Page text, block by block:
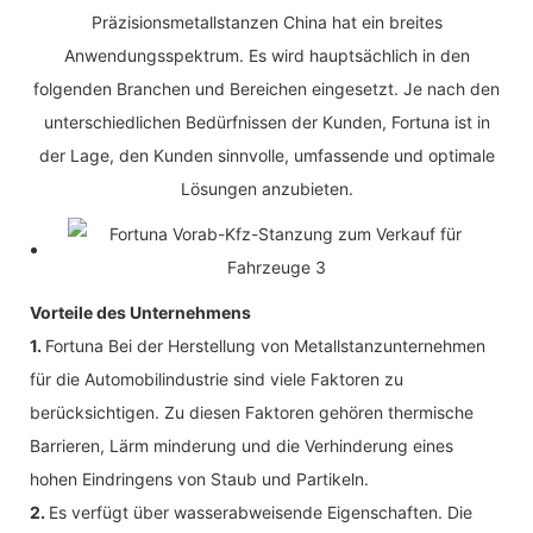
Präzisionsmetallstanzen China hat ein breites
Anwendungsspektrum. Es wird hauptsächlich in den
folgenden Branchen und Bereichen eingesetzt. Je nach den
unterschiedlichen Bedürfnissen der Kunden, Fortuna ist in
der Lage, den Kunden sinnvolle, umfassende und optimale
Lösungen anzubieten.
Vorteile des Unternehmens
1. Fortuna Bei der Herstellung von Metallstanzunternehmen
für die Automobilindustrie sind viele Faktoren zu
berücksichtigen. Zu diesen Faktoren gehören thermische
Barrieren, Lärm minderung und die Verhinderung eines
hohen Eindringens von Staub und Partikeln.
2. Es verfügt über wasserabweisende Eigenschaften. Die